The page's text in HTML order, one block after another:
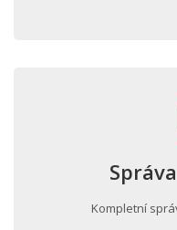
Kompletní